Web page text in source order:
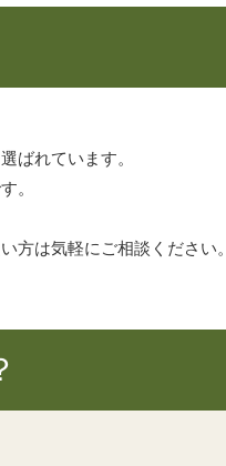
ばれています。
。
方は気軽にご相談ください。